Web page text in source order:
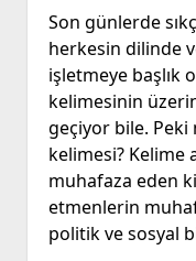
Son günlerde
herkesin dilinde
işletmeye başlık
kelimesinin
geçiyor bile.
kelimesi? Kelime
muhafaza eden
etmenlerin
politik ve sosyal